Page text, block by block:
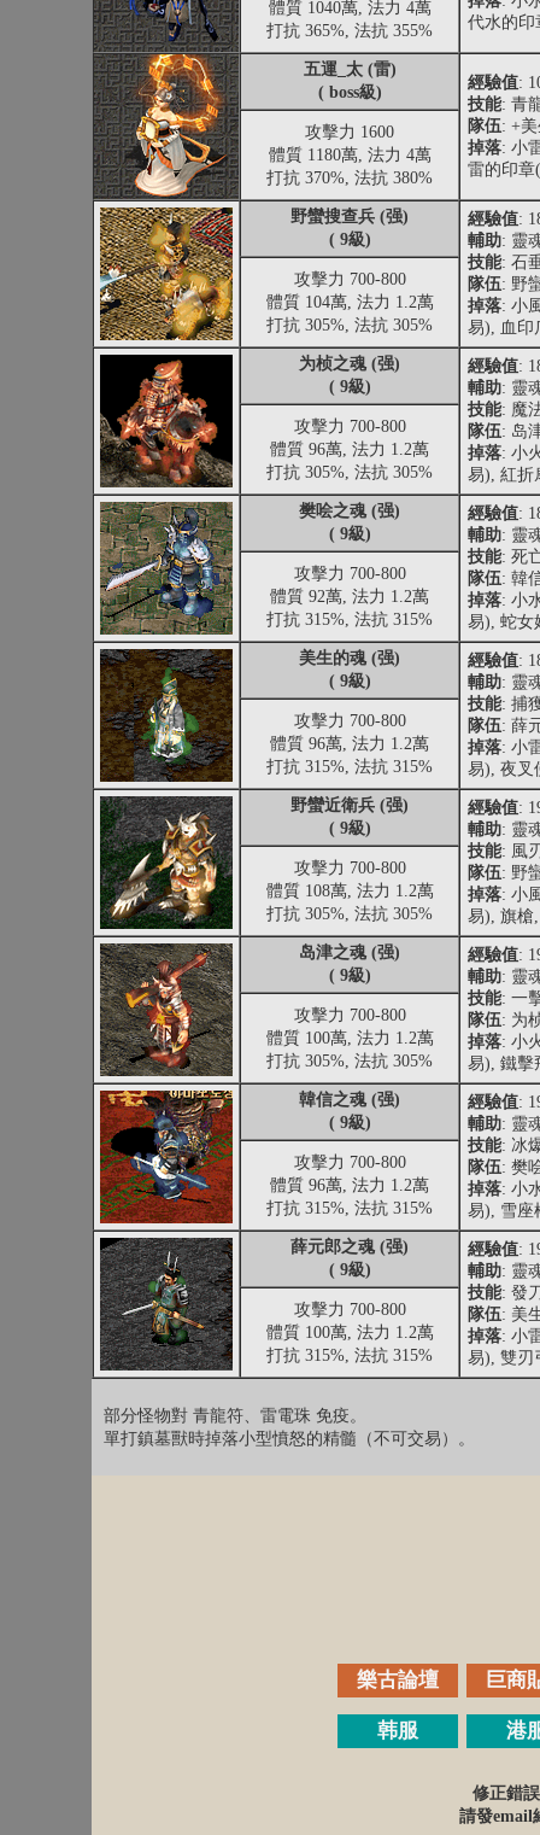
代水的
體質 1040萬, 法力 4萬
打抗 365%, 法抗 355%
五運_太 (雷)
( boss級)
經驗值:
技能: 青
隊伍: +
掉落: 小
雷的印
攻擊力 1600
體質 1180萬, 法力 4萬
打抗 370%, 法抗 380%
野蠻搜查兵 (强)
( 9級)
經驗值:
輔助: 靈
技能: 石
隊伍: 野
掉落: 小
易), 血印
攻擊力 700-800
體質 104萬, 法力 1.2萬
打抗 305%, 法抗 305%
为桢之魂 (强)
( 9級)
經驗值:
輔助: 靈
技能: 魔
隊伍: 岛
掉落: 小
易), 紅折
攻擊力 700-800
體質 96萬, 法力 1.2萬
打抗 305%, 法抗 305%
樊哙之魂 (强)
( 9級)
經驗值:
輔助: 靈
技能: 死
隊伍: 韓
掉落: 小
易), 蛇女
攻擊力 700-800
體質 92萬, 法力 1.2萬
打抗 315%, 法抗 315%
美生的魂 (强)
( 9級)
經驗值:
輔助: 靈
技能: 捕
隊伍: 薛
掉落: 小
易), 夜叉
攻擊力 700-800
體質 96萬, 法力 1.2萬
打抗 315%, 法抗 315%
野蠻近衛兵 (强)
( 9級)
經驗值:
輔助: 靈
技能: 風
隊伍: 野
掉落: 小
易), 旗槍
攻擊力 700-800
體質 108萬, 法力 1.2萬
打抗 305%, 法抗 305%
岛津之魂 (强)
( 9級)
經驗值:
輔助: 靈
技能: 一
隊伍: 为
掉落: 小
易), 鐵擊
攻擊力 700-800
體質 100萬, 法力 1.2萬
打抗 305%, 法抗 305%
韓信之魂 (强)
( 9級)
經驗值:
輔助: 靈
技能: 冰
隊伍: 樊
掉落: 小
易), 雪座
攻擊力 700-800
體質 96萬, 法力 1.2萬
打抗 315%, 法抗 315%
薛元郎之魂 (强)
( 9級)
經驗值:
輔助: 靈
技能: 發
隊伍: 美
掉落: 小
易), 雙刃
攻擊力 700-800
體質 100萬, 法力 1.2萬
打抗 315%, 法抗 315%
部分怪物對 青龍符、雷電珠 免疫。
單打鎮墓獸時掉落小型憤怒的精髓（不可交易）。
樂古論壇 巨商
韩服 港
修正錯
請發email